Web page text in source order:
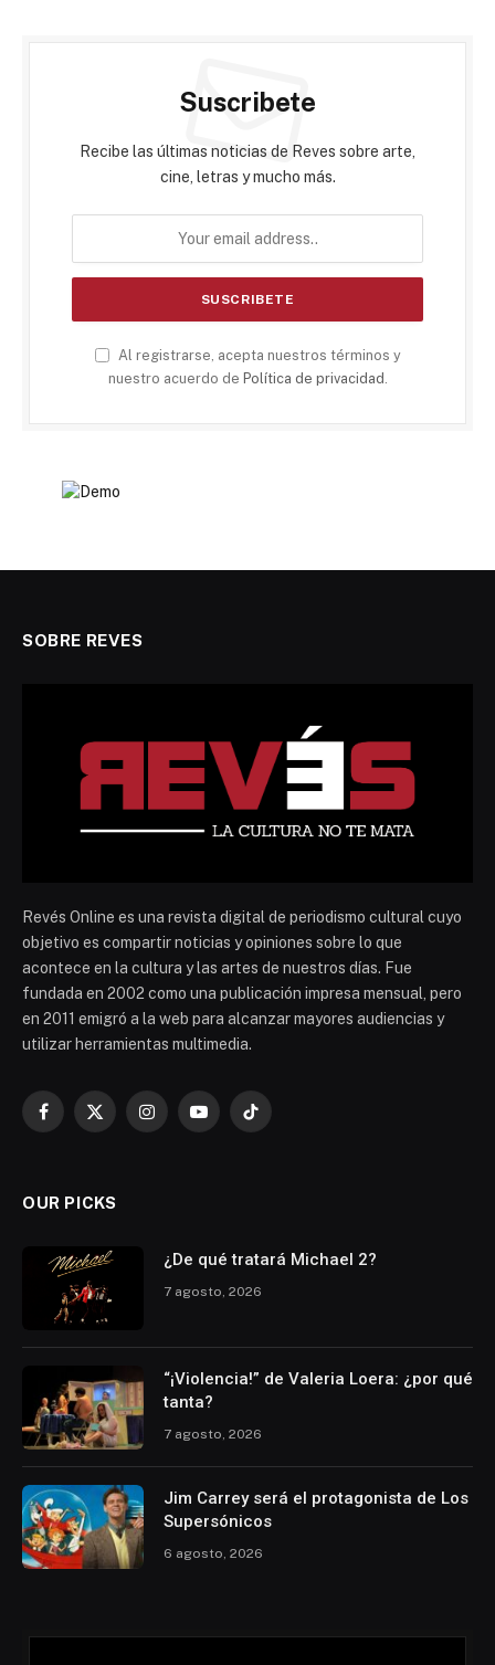
Suscribete
Recibe las últimas noticias de Reves sobre arte,
cine, letras y mucho más.
Al registrarse, acepta nuestros términos y
nuestro acuerdo de Política de privacidad .
SOBRE REVES
Revés Online es una revista digital de periodismo cultural cuyo
objetivo es compartir noticias y opiniones sobre lo que
acontece en la cultura y las artes de nuestros días. Fue
fundada en 2002 como una publicación impresa mensual, pero
en 2011 emigró a la web para alcanzar mayores audiencias y
utilizar herramientas multimedia.
Facebook
X
InstagramYouTubeTikTok
OUR PICKS
¿De qué tratará Michael 2?
7 agosto, 2026
“¡Violencia!” de Valeria Loera: ¿por qué
tanta?
7 agosto, 2026
Jim Carrey será el protagonista de Los
Supersónicos
6 agosto, 2026